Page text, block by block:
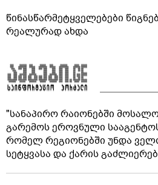
წინასწარმეტყველებები
რეალურად ახდა
"სანაპირო რაიონებში
გარემოს ეროვნული
რომელ რეგიონებში უნდა
სეტყვასა და ქარის